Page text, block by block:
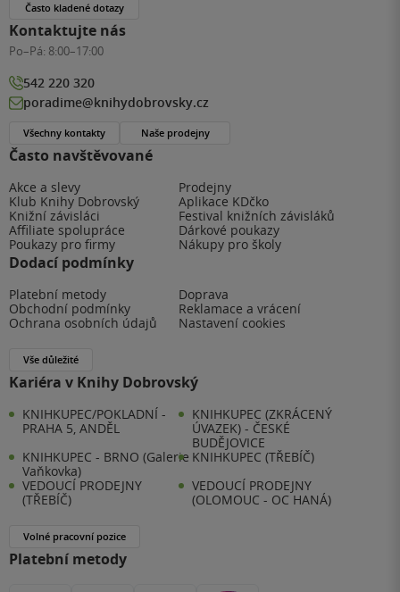
Často navštěvované
Akce a slevy
Prodejny
Klub Knihy Dobrovský
Aplikace KDčko
Knižní závisláci
Festival knižních závisláků
Affiliate spolupráce
Dárkové poukazy
Poukazy pro firmy
Nákupy pro školy
Dodací podmínky
Platební metody
Doprava
Obchodní podmínky
Reklamace a vrácení
Ochrana osobních údajů
Nastavení cookies
Vše důležité
Kariéra v Knihy Dobrovský
KNIHKUPEC/POKLADNÍ -
PRAHA 5, ANDĚL
KNIHKUPEC (ZKRÁCENÝ
ÚVAZEK) - ČESKÉ
BUDĚJOVICE
KNIHKUPEC - BRNO (Galerie
Vaňkovka)
KNIHKUPEC (TŘEBÍČ)
VEDOUCÍ PRODEJNY
(TŘEBÍČ)
VEDOUCÍ PRODEJNY
(OLOMOUC - OC HANÁ)
Volné pracovní pozice
Platební metody
Často kladené dotazy
Kontaktujte nás
Po–Pá: 8:00–17:00
542 220 320
poradime@knihydobrovsky.cz
Všechny kontakty Naše prodejny